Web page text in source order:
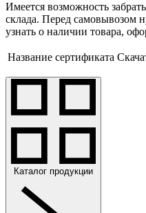
Имеется возможность
склада. Перед самовывозом
узнать о наличии товара,
Название сертификата
Каталог продукции